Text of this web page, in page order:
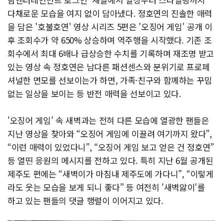
다채로운 모습을 여지 없이 담아냈다. 정호연의 진솔한 매력
을 담은 '호불호연' 영상 시리즈 5편은 '오징어 게임' 공개 이
후 조회수가 약 650% 상승하며 역주행을 시작했다. 기존 조
회수에서 최대 6배나 급상승한 수치를 기록하며 재조명 받고
있는 영상 속 정호연은 남다른 패션센스와 분위기로 프로페
셔널한 면모를 선보이는가 하면, 가족·친구와 함께하는 꾸밈
없는 일상을 보이는 등 반전 매력을 선보이고 있다.
'오징어 게임' 속 새벽과는 전혀 다른 모습에 열광한 팬들은
지난 영상을 찾아와 “오징어 게임에 이끌려 여기까지 왔다”,
“이런 매력이 있었다니”, “오징어 게임 보고 얻은 건 정호연”
등 열띤 응원의 메시지를 전하고 있다. 특히 지난 6월 공개된
제주도 편에는 “새벽이가 마침내 제주도에 가다니”, “이렇게
라도 웃는 모습을 보게 되니 좋다” 등 여전히 '새벽앓이'를
하고 있는 팬들의 댓글 행렬이 이어지고 있다.